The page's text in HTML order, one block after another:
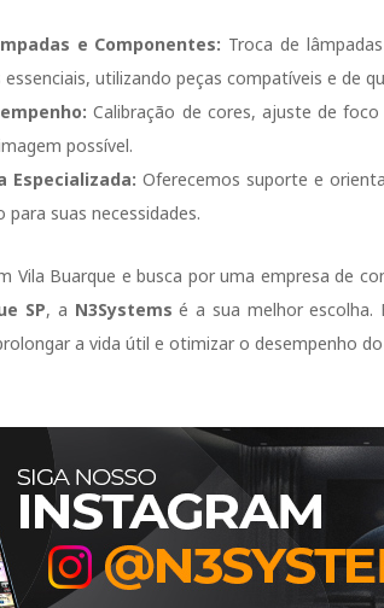
e Componentes: Troca de
utilizando peças compatíveis e de
Calibração de cores, ajuste de
possível.
Especializada: Oferecemos suporte e
suas necessidades.
Vila Buarque e busca por uma empresa de
SP, a N3Systems é a sua melhor
a vida útil e otimizar o desempenho